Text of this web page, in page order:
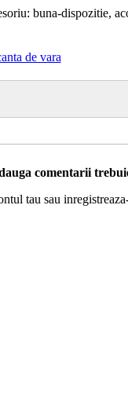
buna-dispozitie,
de vara
comentarii
tau sau